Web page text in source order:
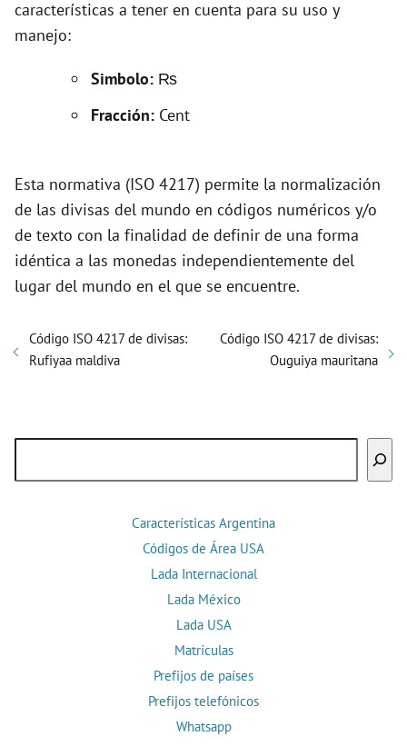
e
o
características a tener en cuenta para su uso y
manejo:
Simbolo: ₨
Fracción: Cent
Esta normativa (ISO 4217) permite la normalización
de las divisas del mundo en códigos numéricos y/o
de texto con la finalidad de definir de una forma
idéntica a las monedas independientemente del
lugar del mundo en el que se encuentre.
Código ISO 4217 de divisas:
Rufiyaa maldiva
Código ISO 4217 de divisas:
Ouguiya mauritana
Características Argentina
Códigos de Área USA
Lada Internacional
Lada México
Lada USA
Matrículas
Prefijos de países
Prefijos telefónicos
Whatsapp